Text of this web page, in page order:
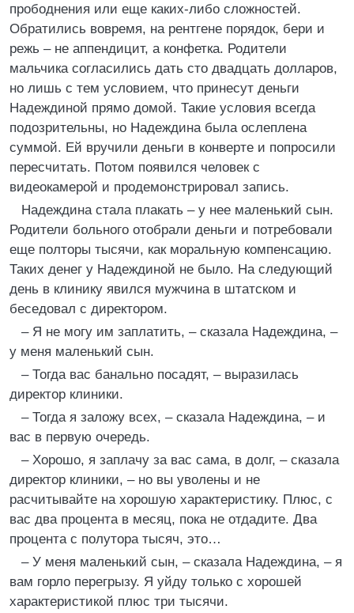
прободнения или еще каких-либо сложностей.
Обратились вовремя, на рентгене порядок, бери и
режь – не аппендицит, а конфетка. Родители
мальчика согласились дать сто двадцать долларов,
но лишь с тем условием, что принесут деньги
Надеждиной прямо домой. Такие условия всегда
подозрительны, но Надеждина была ослеплена
суммой. Ей вручили деньги в конверте и попросили
пересчитать. Потом появился человек с
видеокамерой и продемонстрировал запись.
Надеждина стала плакать – у нее маленький сын.
Родители больного отобрали деньги и потребовали
еще полторы тысячи, как моральную компенсацию.
Таких денег у Надеждиной не было. На следующий
день в клинику явился мужчина в штатском и
беседовал с директором.
– Я не могу им заплатить, – сказала Надеждина, –
у меня маленький сын.
– Тогда вас банально посадят, – выразилась
директор клиники.
– Тогда я заложу всех, – сказала Надеждина, – и
вас в первую очередь.
– Хорошо, я заплачу за вас сама, в долг, – сказала
директор клиники, – но вы уволены и не
расчитывайте на хорошую характеристику. Плюс, с
вас два процента в месяц, пока не отдадите. Два
процента с полутора тысяч, это…
– У меня маленький сын, – сказала Надеждина, – я
вам горло перегрызу. Я уйду только с хорошей
характеристикой плюс три тысячи.